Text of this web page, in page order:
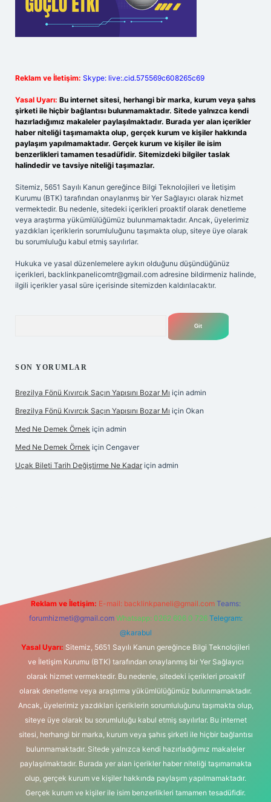
Reklam ve İletişim: Skype: live:.cid.575569c608265c69
Yasal Uyarı: Bu internet sitesi, herhangi bir marka, kurum veya şahıs
şirketi ile hiçbir bağlantısı bulunmamaktadır. Sitede yalnızca kendi
hazırladığımız makaleler paylaşılmaktadır. Burada yer alan içerikler
haber niteliği taşımamakta olup, gerçek kurum ve kişiler hakkında
paylaşım yapılmamaktadır. Gerçek kurum ve kişiler ile isim
benzerlikleri tamamen tesadüfidir. Sitemizdeki bilgiler taslak
halindedir ve tavsiye niteliği taşımazlar.
Sitemiz, 5651 Sayılı Kanun gereğince Bilgi Teknolojileri ve İletişim
Kurumu (BTK) tarafından onaylanmış bir Yer Sağlayıcı olarak hizmet
vermektedir. Bu nedenle, sitedeki içerikleri proaktif olarak denetleme
veya araştırma yükümlülüğümüz bulunmamaktadır. Ancak, üyelerimiz
yazdıkları içeriklerin sorumluluğunu taşımakta olup, siteye üye olarak
bu sorumluluğu kabul etmiş sayılırlar.
Hukuka ve yasal düzenlemelere aykırı olduğunu düşündüğünüz
içerikleri, backlinkpanelicomtr@gmail.com adresine bildirmeniz halinde,
ilgili içerikler yasal süre içerisinde sitemizden kaldırılacaktır.
SON YORUMLAR
Brezilya Fönü Kıvırcık Saçın Yapısını Bozar Mı için admin
Brezilya Fönü Kıvırcık Saçın Yapısını Bozar Mı için Okan
Med Ne Demek Örnek için admin
Med Ne Demek Örnek için Cengaver
Uçak Bileti Tarih Değiştirme Ne Kadar için admin
Reklam ve İletişim: E-mail: backlinkpaneli@gmail.com Teams:
forumhizmeti@gmail.com Whatsapp: 0262 606 0 726 Telegram:
@karabul
Yasal Uyarı: Sitemiz, 5651 Sayılı Kanun gereğince Bilgi Teknolojileri
ve İletişim Kurumu (BTK) tarafından onaylanmış bir Yer Sağlayıcı
olarak hizmet vermektedir. Bu nedenle, sitedeki içerikleri proaktif
olarak denetleme veya araştırma yükümlülüğümüz bulunmamaktadır.
Ancak, üyelerimiz yazdıkları içeriklerin sorumluluğunu taşımakta olup,
siteye üye olarak bu sorumluluğu kabul etmiş sayılırlar. Bu internet
sitesi, herhangi bir marka, kurum veya şahıs şirketi ile hiçbir bağlantısı
bulunmamaktadır. Sitede yalnızca kendi hazırladığımız makaleler
paylaşılmaktadır. Burada yer alan içerikler haber niteliği taşımamakta
olup, gerçek kurum ve kişiler hakkında paylaşım yapılmamaktadır.
Gerçek kurum ve kişiler ile isim benzerlikleri tamamen tesadüfidir.